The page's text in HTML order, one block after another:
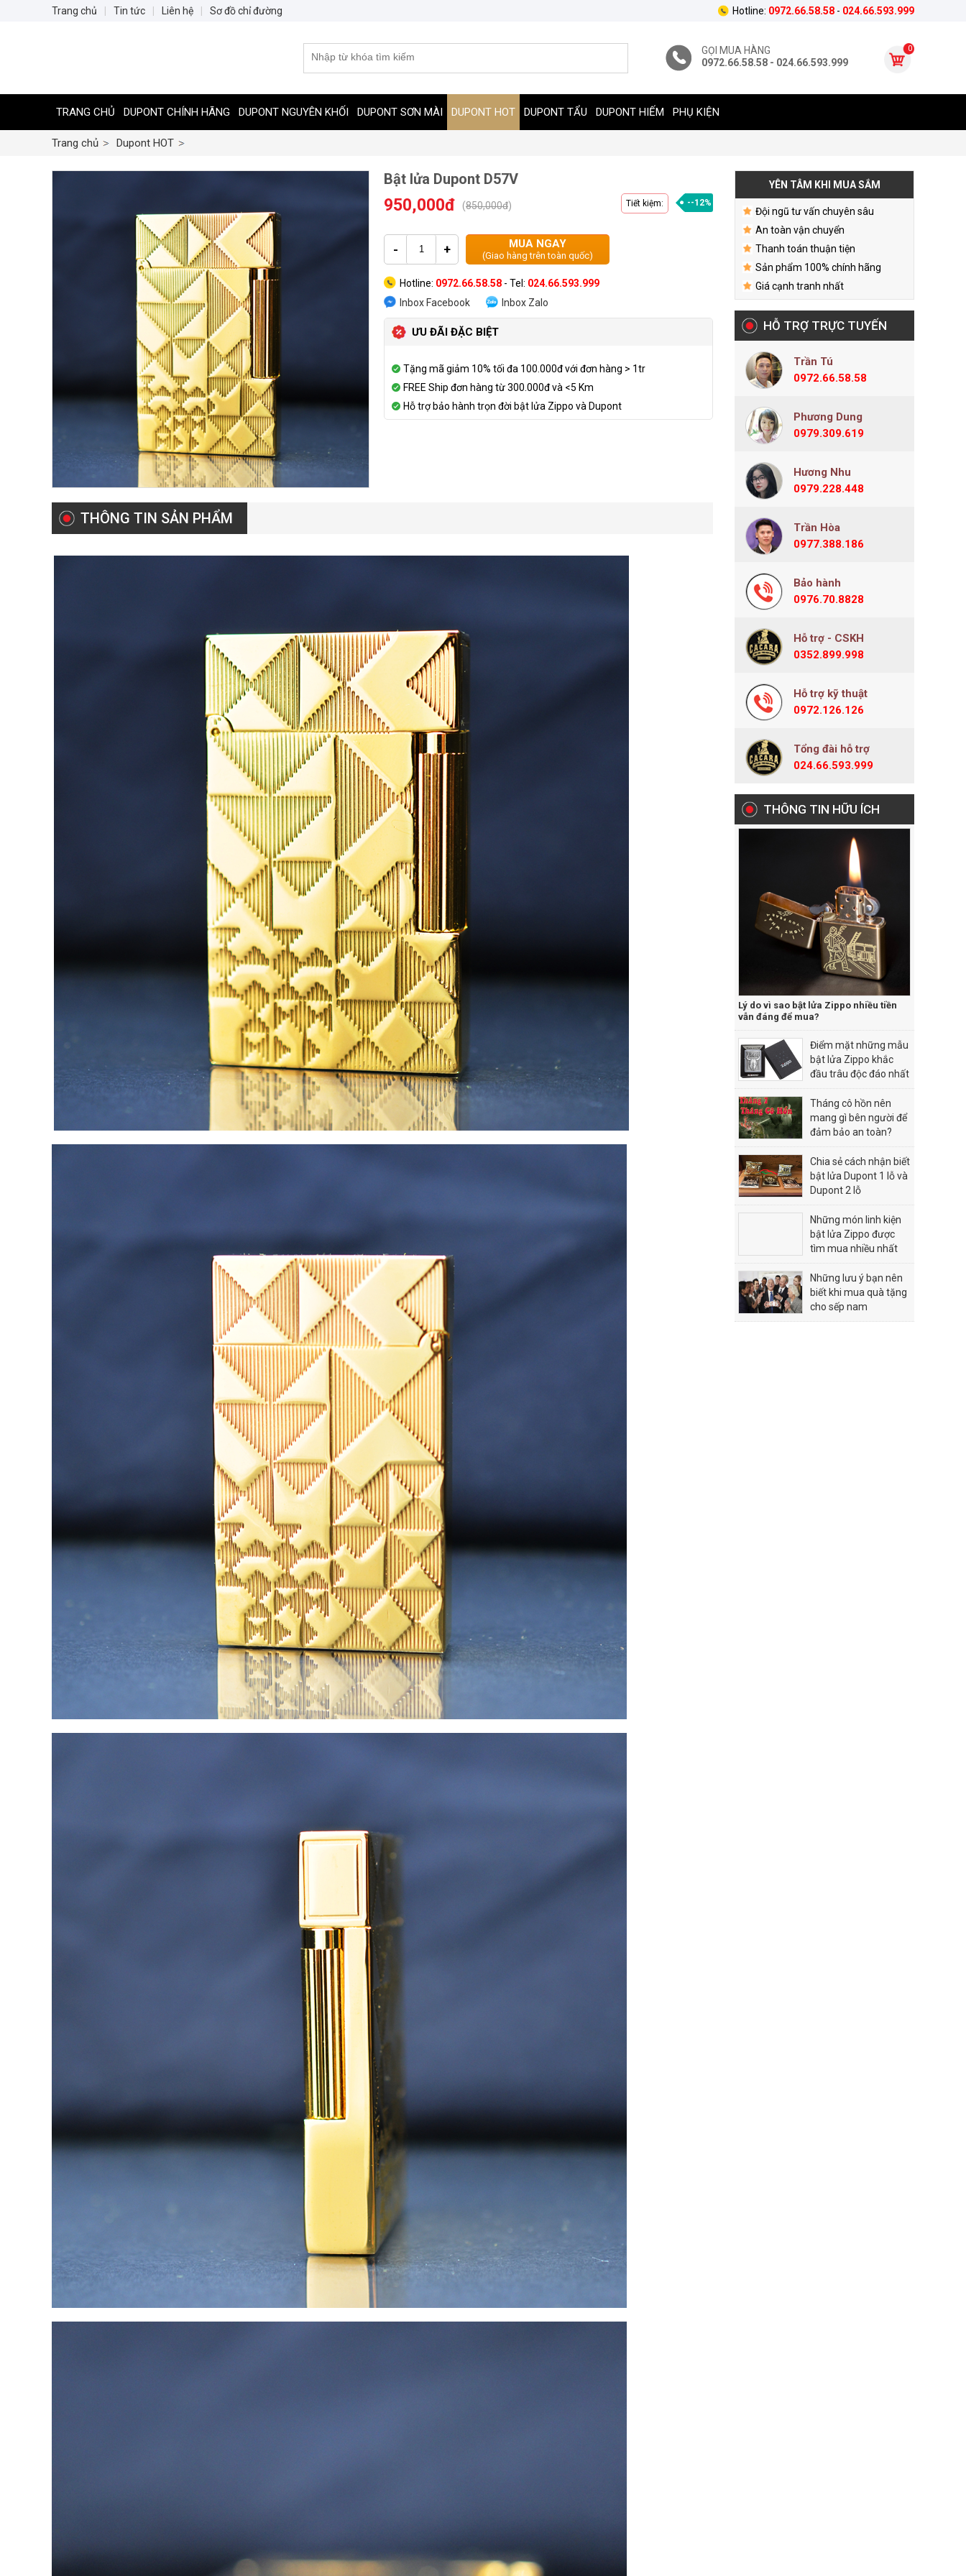
0
GỌI MUA HÀNG
0972.66.58.58 - 024.66.593.999
TRANG CHỦ DUPONT CHÍNH HÃNG DUPONT NGUYÊN KHỐI DUPONT SƠN MÀI DUPONT HOT DUPONT TẨU DUPONT HIẾM PHỤ KIỆN
Trang chủ Dupont HOT
Bật lửa Dupont D57V
--12%
Tiết kiệm:
950,000đ (850,000đ)
- + MUA NGAY
(Giao hàng trên toàn quốc)
Hotline: 0972.66.58.58 - Tel: 024.66.593.999
Inbox Facebook
Inbox Zalo
ƯU ĐÃI ĐẶC BIỆT
Tặng mã giảm 10% tối đa 100.000đ với đơn hàng > 1tr
FREE Ship đơn hàng từ 300.000đ và <5 Km
Hỗ trợ bảo hành trọn đời bật lửa Zippo và Dupont
THÔNG TIN SẢN PHẨM
YÊN TÂM KHI MUA SẮM
Đội ngũ tư vấn chuyên sâu
An toàn vận chuyển
Thanh toán thuận tiện
Sản phẩm 100% chính hãng
Giá cạnh tranh nhất
HỖ TRỢ TRỰC TUYẾN
Trần Tú
0972.66.58.58
Phương Dung
0979.309.619
Hương Nhu
0979.228.448
Trần Hòa
0977.388.186
Bảo hành
0976.70.8828
Hỗ trợ - CSKH
0352.899.998
Hỗ trợ kỹ thuật
0972.126.126
Tổng đài hỗ trợ
024.66.593.999
THÔNG TIN HỮU ÍCH
Lý do vì sao bật lửa Zippo nhiều tiền
vẫn đáng để mua?
Điểm mặt những mẫu
bật lửa Zippo khắc
đầu trâu độc đáo nhất
Tháng cô hồn nên
mang gì bên người để
đảm bảo an toàn?
Chia sẻ cách nhận biết
bật lửa Dupont 1 lỗ và
Dupont 2 lỗ
Những món linh kiện
bật lửa Zippo được
tìm mua nhiều nhất
hiện nay
Những lưu ý bạn nên
biết khi mua quà tặng
cho sếp nam
Hotline: 0972.66.58.58 - 024.66.593.999
Trang chủ Tin tức Liên hệ Sơ đồ chỉ đường